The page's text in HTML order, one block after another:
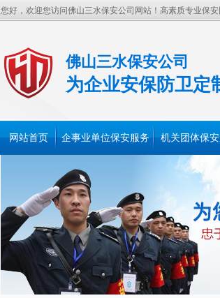
您好，欢迎您访问佛山三水保安公司网站！高素质专业保
佛山三水保安公司
为企业安保防卫定
网站首页 企事业单位保安服务 机关团体保